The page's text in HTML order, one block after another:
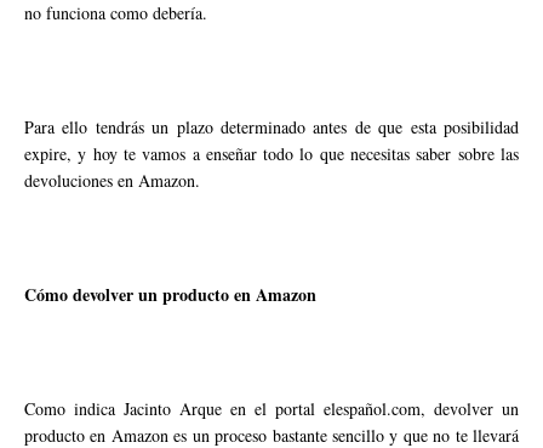
no funciona como debería.
Para ello tendrás un plazo determinado antes de que esta posibilidad
expire, y hoy te vamos a enseñar todo lo que necesitas saber sobre las
devoluciones en Amazon.
Cómo devolver un producto en Amazon
Como indica Jacinto Arque en el portal elespañol.com, devolver un
producto en Amazon es un proceso bastante sencillo y que no te llevará